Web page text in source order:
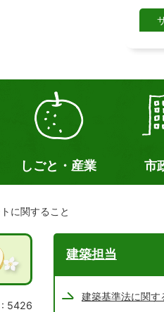
イ
検
しごと・産業 市
に関すること
5426
建築担当
建築基準法に関す